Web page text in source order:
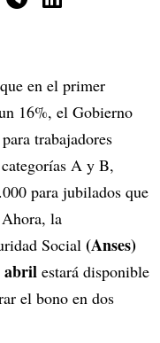
en el primer
16%, el Gobierno
trabajadores
A y B,
para jubilados que
la
Social (Anses)
abril estará disponible
el bono en dos